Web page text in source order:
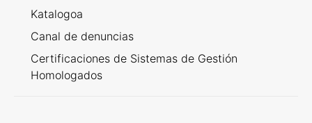
Katalogoa
Canal de denuncias
Certificaciones de Sistemas de Gestión
Homologados